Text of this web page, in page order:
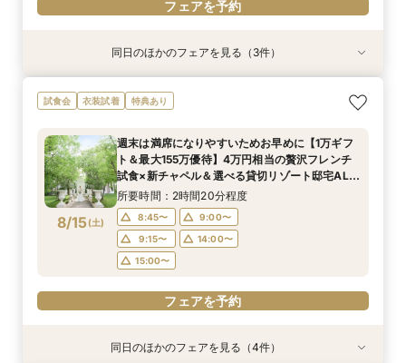
フェアを予約
衣装試着 特典あり
8/14(金)
【水曜限定SPフェア】全館見学＆4万試食＆最大
160万特典付フェア『至極の試食』国産牛フィレ
をゆったり見学できて安心♪
所要時間：3時間程度
10:30〜
10:45〜
11:00〜
フェアを予約
衣装試着 特典あり
8/14(金)
【緑に囲まれたガーデン挙式希望のお二人へ】2
名～80名までOK
10:30〜
10:40〜
11:00〜
フェアを予約
衣装試着
8/14(金)
【初めての見学もオススメ】全館見学＆見積もり
相談＆絶品試食付
10:30〜
10:45〜
11:00〜
11:15〜
フェアを予約
同日のほかのフェアを見る（3件）
試食会 衣装試着 特典あり
8/15(土)
週末は満席になりやすいためお早めに【1万ギフ
ト＆最大155万優待】4万円相当の贅沢フレンチ
試食×新チャペル＆選べる貸切リゾート邸宅ALL
体験BIGフェア
所要時間：2時間20分程度
8:45〜
9:00〜
9:15〜
14:00〜
15:00〜
フェアを予約
衣装試着 特典あり
衣装試着 特典あり
衣装試着 特典あり
衣装試着 特典あり
同日のほかのフェアを見る（4件）